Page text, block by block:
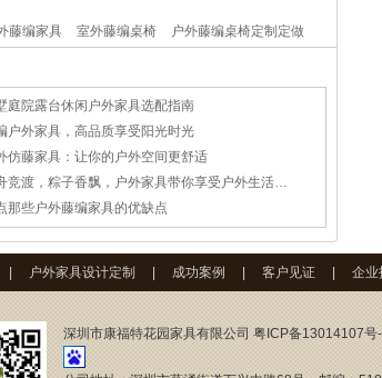
藤编家具 室外藤编桌椅 户外藤编桌椅定制定做
庭院露台休闲户外家具选配指南
户外家具，高品质享受阳光时光
仿藤家具：让你的户外空间更舒适
那些户外藤编家具的优缺点
| 户外家具设计定制 | 成功案例 | 客户见证 | 企业
深圳市康福特花园家具有限公司 粤ICP备13014107号-